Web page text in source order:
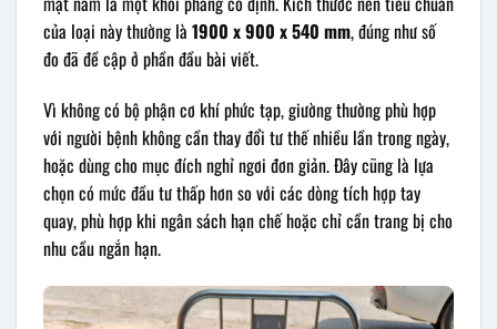
của loại này thường là 1900 x 900 x 540 mm, đúng như số
đo đã đề cập ở phần đầu bài viết.
Vì không có bộ phận cơ khí phức tạp, giường thường phù hợp
với người bệnh không cần thay đổi tư thế nhiều lần trong ngày,
hoặc dùng cho mục đích nghỉ ngơi đơn giản. Đây cũng là lựa
chọn có mức đầu tư thấp hơn so với các dòng tích hợp tay
quay, phù hợp khi ngân sách hạn chế hoặc chỉ cần trang bị cho
nhu cầu ngắn hạn.